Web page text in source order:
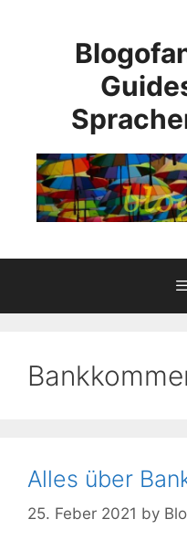
Alles über
25. Feber 2021 by